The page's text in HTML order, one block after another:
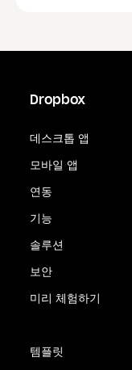
Dropbox
데스크톱 앱
모바일 앱
연동
기능
솔루션
보안
미리 체험하기
템플릿